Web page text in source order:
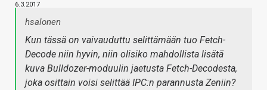
6.3.2017
hsalonen
Kun tässä on vaivauduttu selittämään tuo Fetch-
Decode niin hyvin, niin olisiko mahdollista lisätä
kuva Bulldozer-moduulin jaetusta Fetch-Decodesta,
joka osittain voisi selittää IPC:n parannusta Zeniin?